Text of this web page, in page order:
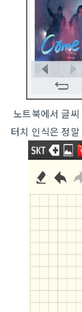
노트북에서 글
터치 인식은 정